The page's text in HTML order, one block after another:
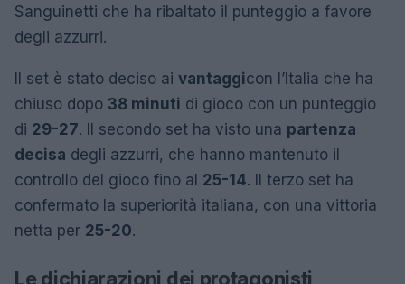
Sanguinetti che ha ribaltato il punteggio a favore
degli azzurri.
Il set è stato deciso ai vantaggicon l’Italia che ha
chiuso dopo 38 minuti di gioco con un punteggio
di 29-27. Il secondo set ha visto una partenza
decisa degli azzurri, che hanno mantenuto il
controllo del gioco fino al 25-14. Il terzo set ha
confermato la superiorità italiana, con una vittoria
netta per 25-20.
Le dichiarazioni dei protagonisti